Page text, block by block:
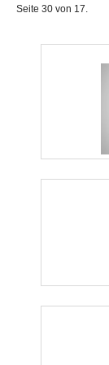
Seite 30 von 17.